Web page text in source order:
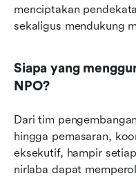
menciptakan
sekaligus mendukung
Siapa yang
NPO?
Dari tim
hingga pemasaran,
eksekutif, hampir
nirlaba dapat